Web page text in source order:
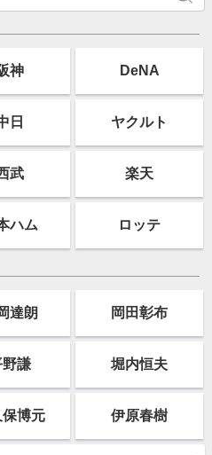
神 DeNA
日 ヤクルト
武 楽天
ハム ロッテ
達朗 岡田彰布
謙 堀内恒夫
保博元 伊原春樹